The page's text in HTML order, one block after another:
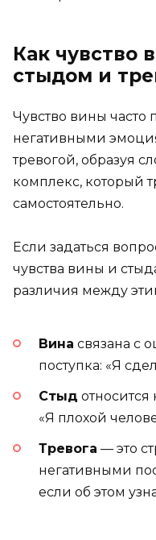
Как чувство
стыдом и
Чувство вины часто
негативными
тревогой, образуя
комплекс, который
самостоятельно.
Если задаться
чувства вины и
различия между
Вина связана с
поступка: «Я
Стыд относится
«Я плохой
Тревога — это
негативными
если об этом